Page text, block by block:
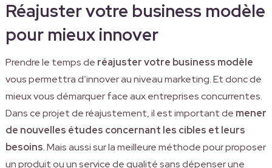
Réajuster votre business modèle
pour mieux innover
Prendre le temps de réajuster votre business modèle
vous permettra d’innover au niveau marketing. Et donc de
mieux vous démarquer face aux entreprises concurrentes.
Dans ce projet de réajustement, il est important de mener
de nouvelles études concernant les cibles et leurs
besoins. Mais aussi sur la meilleure méthode pour proposer
un produit ou un service de qualité sans dépenser une